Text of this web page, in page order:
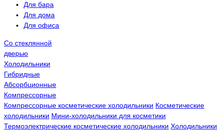
Для бара
Для дома
Для офиса
Со стеклянной
дверью
Холодильники
Гибридные
Абсорбционные
Компрессорные
Компрессорные косметические холодильники Косметические
холодильники Мини-холодильники для косметики
Термоэлектрические косметические холодильники Холодильники